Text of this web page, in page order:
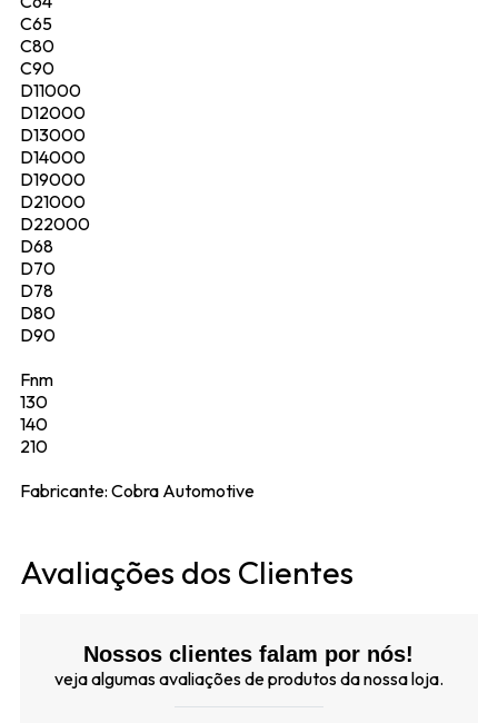
C65
C80
C90
D11000
D12000
D13000
D14000
D19000
D21000
D22000
D68
D70
D78
D80
D90
Fnm
130
140
210
Fabricante: Cobra Automotive
Avaliações dos Clientes
Nossos clientes falam por nós!
veja algumas avaliações de produtos da nossa loja.